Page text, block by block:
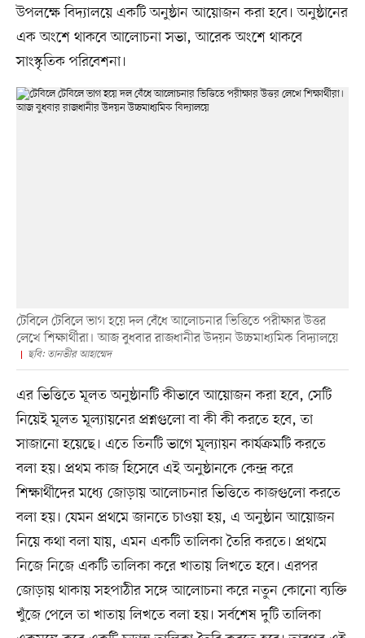
উপলক্ষে বিদ্যালয়ে একটি অনুষ্ঠান আয়োজন করা হবে। অনুষ্ঠানের
এক অংশে থাকবে আলোচনা সভা, আরেক অংশে থাকবে
সাংস্কৃতিক পরিবেশনা।
টেবিলে টেবিলে ভাগ হয়ে দল বেঁধে আলোচনার ভিত্তিতে পরীক্ষার উত্তর
লেখে শিক্ষার্থীরা। আজ বুধবার রাজধানীর উদয়ন উচ্চমাধ্যমিক বিদ্যালয়ে
ছবি: তানভীর আহাম্মেদ
এর ভিত্তিতে মূলত অনুষ্ঠানটি কীভাবে আয়োজন করা হবে, সেটি
নিয়েই মূলত মূল্যায়নের প্রশ্নগুলো বা কী কী করতে হবে, তা
সাজানো হয়েছে। এতে তিনটি ভাগে মূল্যায়ন কার্যক্রমটি করতে
বলা হয়। প্রথম কাজ হিসেবে এই অনুষ্ঠানকে কেন্দ্র করে
শিক্ষার্থীদের মধ্যে জোড়ায় আলোচনার ভিত্তিতে কাজগুলো করতে
বলা হয়। যেমন প্রথমে জানতে চাওয়া হয়, এ অনুষ্ঠান আয়োজন
নিয়ে কথা বলা যায়, এমন একটি তালিকা তৈরি করতে। প্রথমে
নিজে নিজে একটি তালিকা করে খাতায় লিখতে হবে। এরপর
জোড়ায় থাকায় সহপাঠীর সঙ্গে আলোচনা করে নতুন কোনো ব্যক্তি
খুঁজে পেলে তা খাতায় লিখতে বলা হয়। সর্বশেষ দুটি তালিকা